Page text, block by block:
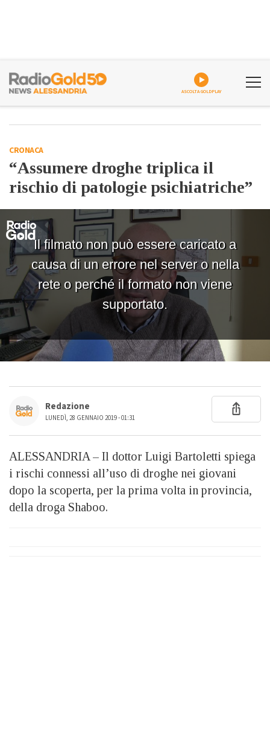
ASCOLTA GOLDPLAY
CRONACA
“Assumere droghe triplica il
rischio di patologie psichiatriche”
Redazione
LUNEDÌ, 28 GENNAIO 2019 - 01:31
ALESSANDRIA – Il dottor Luigi Bartoletti spiega
i rischi connessi all’uso di droghe nei giovani
dopo la scoperta, per la prima volta in provincia,
della droga Shaboo.